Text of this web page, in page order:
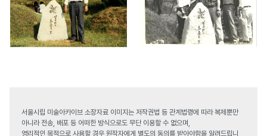
서울시립 미술아카이브 소장자료 이미지는 저작권법 등 관계법령에 따라 복제뿐만
아니라 전송, 배포 등 어떠한 방식으로도 무단 이용할 수 없으며,
영리적인 목적으로 사용할 경우 원작자에게 별도의 동의를 받아야함을 알려드립니